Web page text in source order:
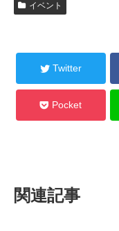
イベント
Twitter
Pocket
関連記事